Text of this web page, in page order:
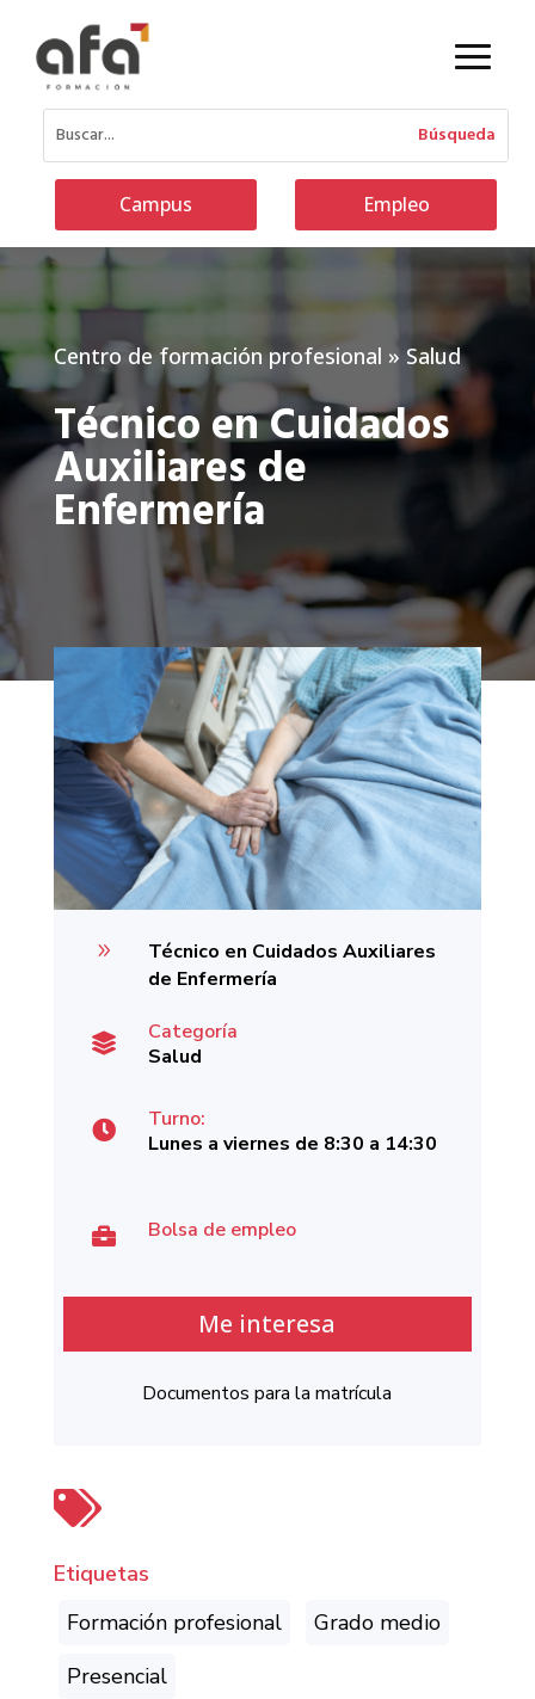
Campus Empleo
Centro de formación profesional » Salud
Técnico en Cuidados
Auxiliares de
Enfermería

Etiquetas
Formación profesional
Grado medio
Presencial
9
Técnico en Cuidados Auxiliares
de Enfermería

Categoría
Salud

Turno:
Lunes a viernes de 8:30 a 14:30
 Bolsa de empleo
Me interesa
Documentos para la matrícula